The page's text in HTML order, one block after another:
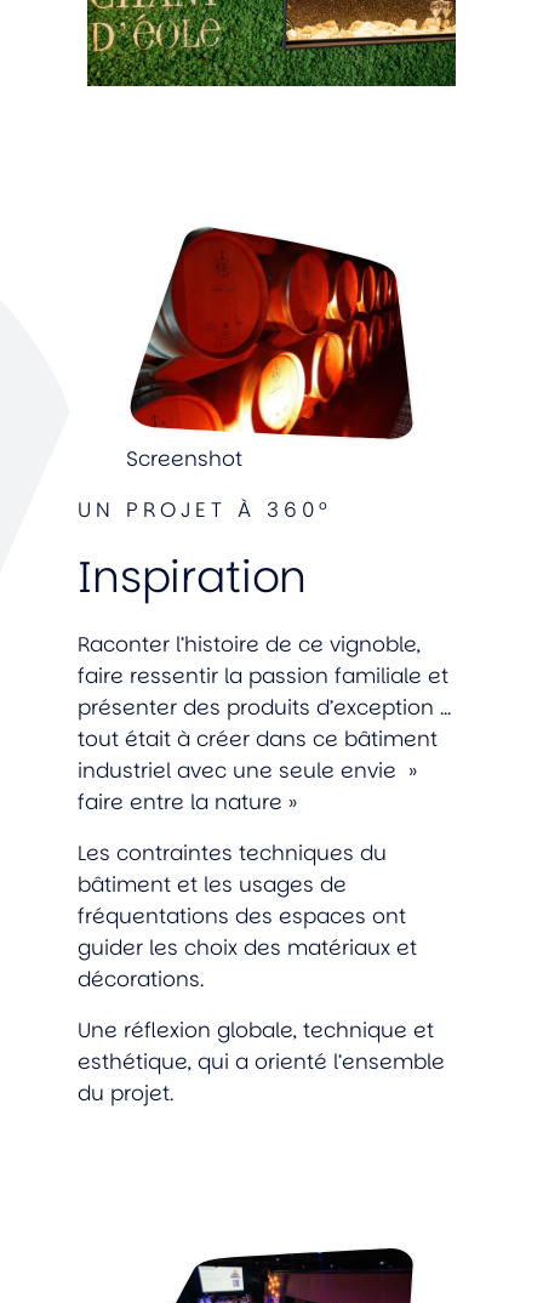
Screenshot
UN PROJET À 360°
Inspiration
Raconter l’histoire de ce vignoble,
faire ressentir la passion familiale et
présenter des produits d’exception …
tout était à créer dans ce bâtiment
industriel avec une seule envie »
faire entre la nature »
Les contraintes techniques du
bâtiment et les usages de
fréquentations des espaces ont
guider les choix des matériaux et
décorations.
Une réflexion globale, technique et
esthétique, qui a orienté l’ensemble
du projet.